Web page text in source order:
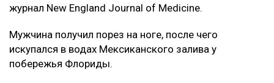
журнал New England Journal of Medicine.
Мужчина получил порез на ноге, после чего
искупался в водах Мексиканского залива у
побережья Флориды.